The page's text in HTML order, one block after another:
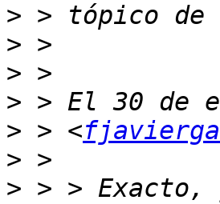
>
>
>
>
> > <
>
> > > Exacto,